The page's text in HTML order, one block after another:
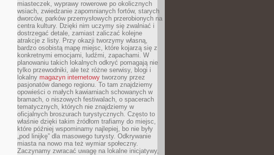
miasteczek, wyprawy rowerowe po okolicznych
wsiach, zwiedzanie zapomnianych fortów, starych
dworców, parków przemysłowych przerobionych na
centra kultury. Dzięki nim uczymy się zwalniać i
dostrzegać detale, zamiast zaliczać kolejne
atrakcje z listy. Przy okazji tworzymy własną,
bardzo osobistą mapę miejsc, które kojarzą się z
konkretnymi emocjami, ludźmi, zapachami. W
planowaniu takich lokalnych odkryć pomagają nie
tylko przewodniki, ale też różne serwisy, blogi i
lokalny magazyn internetowy tworzony przez
pasjonatów danego regionu. To tam znajdziemy
opowieści o małych kawiarniach schowanych w
bramach, o niszowych festiwalach, o spacerach
tematycznych, których nie znajdziemy w
oficjalnych broszurach turystycznych. Często to
właśnie dzięki takim źródłom trafiamy do miejsc,
które później wspominamy najlepiej, bo nie były
„pod linijkę” dla masowego turysty. Odkrywanie
miasta na nowo ma też wymiar społeczny.
Zaczynamy zwracać uwagę na lokalne inicjatywy,